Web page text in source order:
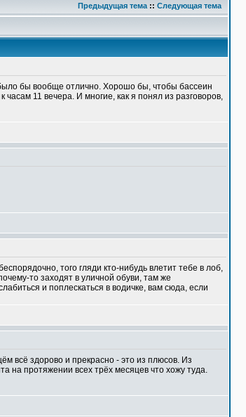
Предыдущая тема :: Следующая тема
бы вообще отлично. Хорошо бы, чтобы бассеин
11 вечера. И многие, как я понял из разговоров,
того гляди кто-нибудь влетит тебе в лоб,
то заходят в уличной обуви, там же
и поплескаться в водичке, вам сюда, если
всё здорово и прекрасно - это из плюсов. Из
на протяжении всех трёх месяцев что хожу туда.